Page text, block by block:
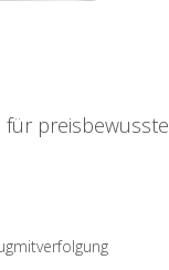
für preisbewusste